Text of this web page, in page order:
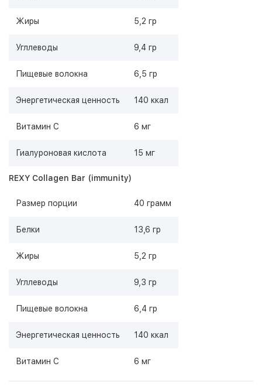
Жиры 5,2 гр
Угллеводы 9,4 гр
Пищевые волокна 6,5 гр
Энергетическая ценность 140 ккал
Витамин С 6 мг
Гиалуроновая кислота 15 мг
REXY Collagen Bar (immunity)
Размер порции 40 грамм
Белки 13,6 гр
Жиры 5,2 гр
Угллеводы 9,3 гр
Пищевые волокна 6,4 гр
Энергетическая ценность 140 ккал
Витамин С 6 мг